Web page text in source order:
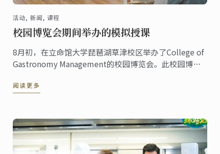
活动, 新闻, 课程
校园博览会期间举办的模拟授课
8月初，在立命馆大学琵琶湖草津校区举办了College of
Gastronomy Management的校园博览会。此校园博览
作推行的全球性厨艺经营管理课程的模拟授课。超过两
阅读更多